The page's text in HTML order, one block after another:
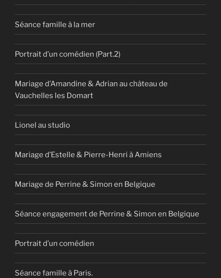
Séance famille à la mer
Portrait d’un comédien (Part.2)
Mariage d’Amandine & Adrian au château de
Vauchelles les Domart
Lionel au studio
Mariage d’Estelle & Pierre-Henri à Amiens
Mariage de Perrine & Simon en Belgique
Séance engagement de Perrine & Simon en Belgique
Portrait d’un comédien
Séance famille à Paris.